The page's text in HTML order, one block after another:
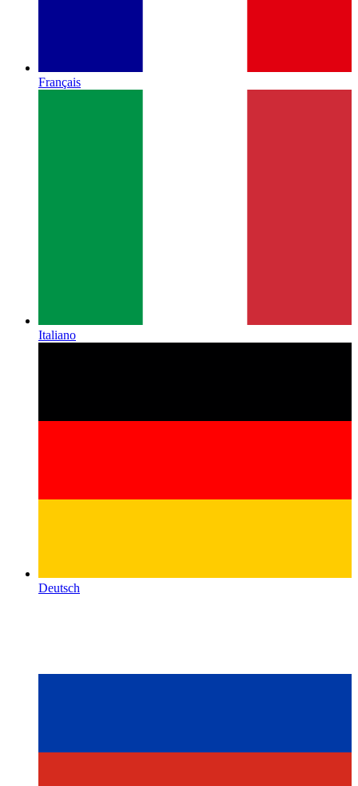
Français
Italiano
Deutsch